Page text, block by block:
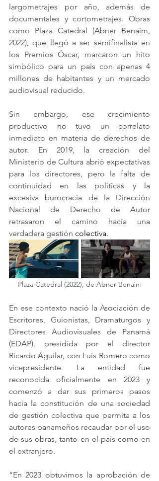
largometrajes por año, además de
documentales y cortometrajes. Obras
como Plaza Catedral (Abner Benaim,
2022), que llegó a ser semifinalista en
los Premios Óscar, marcaron un hito
simbólico para un país con apenas 4
millones de habitantes y un mercado
audiovisual reducido.
Sin embargo, ese crecimiento
productivo no tuvo un correlato
inmediato en materia de derechos de
autor. En 2019, la creación del
Ministerio de Cultura abrió expectativas
para los directores, pero la falta de
continuidad en las políticas y la
excesiva burocracia de la Dirección
Nacional de Derecho de Autor
retrasaron el camino hacia una
verdadera gestión colectiva.
Plaza Catedral (2022), de Abner Benaim
En ese contexto nació la Asociación de
Escritores, Guionistas, Dramaturgos y
Directores Audiovisuales de Panamá
(EDAP), presidida por el director
Ricardo Aguilar, con Luis Romero como
vicepresidente. La entidad fue
reconocida oficialmente en 2023 y
comenzó a dar sus primeros pasos
hacia la constitución de una sociedad
de gestión colectiva que permita a los
autores panameños recaudar por el uso
de sus obras, tanto en el país como en
el extranjero.
“En 2023 obtuvimos la aprobación de